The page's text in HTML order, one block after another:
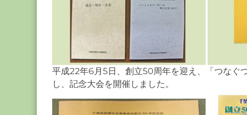
平成22年6月5日、創立50周年を迎え、「つなぐ
し、記念大会を開催しました。